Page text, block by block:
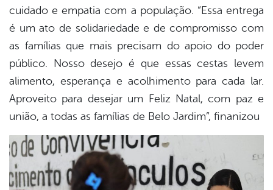
cuidado e empatia com a população. “Essa entrega
é um ato de solidariedade e de compromisso com
as famílias que mais precisam do apoio do poder
público. Nosso desejo é que essas cestas levem
alimento, esperança e acolhimento para cada lar.
Aproveito para desejar um Feliz Natal, com paz e
união, a todas as famílias de Belo Jardim”, finanizou